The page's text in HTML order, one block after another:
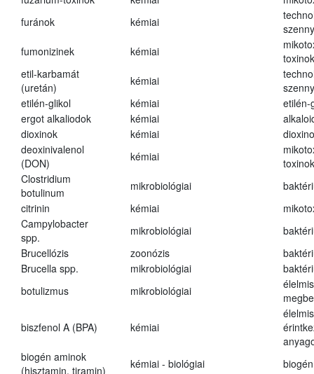
furánok
kémiai
fumonizinek
kémiai
toxinok
etil-karbamát
(uretán)
kémiai
etilén-glikol
kémiai
etilén-
ergot alkaliodok
kémiai
dioxinok
kémiai
deoxinivalenol
(DON)
kémiai
toxinok
Clostridium
botulinum
mikrobiológiai
citrinin
kémiai
Campylobacter
spp.
mikrobiológiai
Brucellózis
zoonózis
Brucella spp.
mikrobiológiai
botulizmus
mikrobiológiai
biszfenol A (BPA) kémiai
biogén aminok
(hisztamin, tiramin)
kémiai - biológiai